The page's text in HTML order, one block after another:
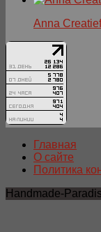
Anna
Главная
О сайте
Политика
Handmade-